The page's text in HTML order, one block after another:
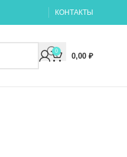
КОНТАКТЫ
0
0,00 ₽